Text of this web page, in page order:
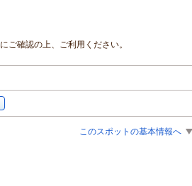
確認の上、ご利用ください。
このスポットの基本情報へ